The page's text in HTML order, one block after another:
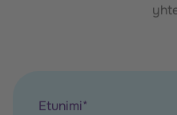
Etunimi*